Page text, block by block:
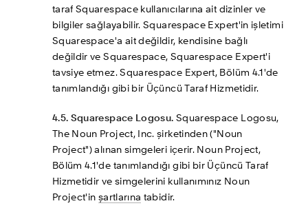
taraf Squarespace kullanıcılarına ait dizinler ve
bilgiler sağlayabilir. Squarespace Expert'in işletimi
Squarespace'a ait değildir, kendisine bağlı
değildir ve Squarespace, Squarespace Expert'i
tavsiye etmez. Squarespace Expert, Bölüm 4.1'de
tanımlandığı gibi bir Üçüncü Taraf Hizmetidir.
4.5. Squarespace Logosu. Squarespace Logosu,
The Noun Project, Inc. şirketinden ("Noun
Project") alınan simgeleri içerir. Noun Project,
Bölüm 4.1'de tanımlandığı gibi bir Üçüncü Taraf
Hizmetidir ve simgelerini kullanımınız Noun
Project'in şartlarına tabidir.